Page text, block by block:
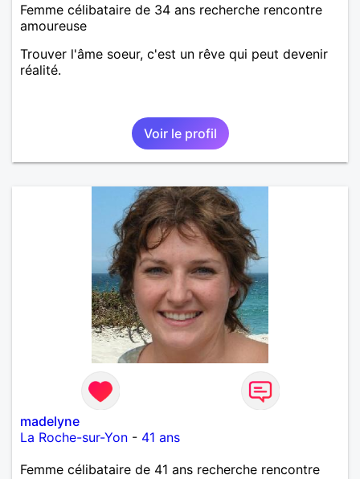
Femme célibataire de 34 ans recherche rencontre
amoureuse
Trouver l'âme soeur, c'est un rêve qui peut devenir
réalité.
Voir le profil
madelyne
La Roche-sur-Yon - 41 ans
Femme célibataire de 41 ans recherche rencontre